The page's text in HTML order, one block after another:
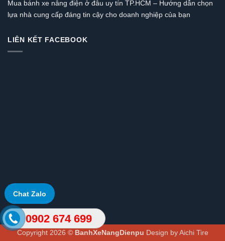
Mua bánh xe nâng điện ở đâu uy tín TP.HCM – Hướng dẫn chọn
lựa nhà cung cấp đáng tin cậy cho doanh nghiệp của bạn
LIÊN KẾT FACEBOOK
Copyright 2026 © BanhXeNangDienpu Design byAichi Tire
Chat Zalo
0902 674 699